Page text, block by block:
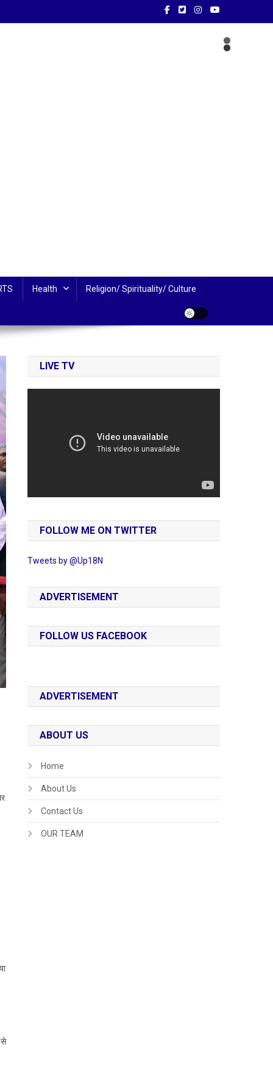
Health Religion/ Spirituality/ Culture
से
LIVE TV
FOLLOW ME ON TWITTER
Tweets by @Up18N
ADVERTISEMENT
FOLLOW US FACEBOOK
ADVERTISEMENT
ABOUT US
Home
About Us
Contact Us
OUR TEAM